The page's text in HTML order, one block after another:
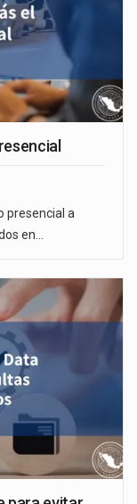
presencial a
en…